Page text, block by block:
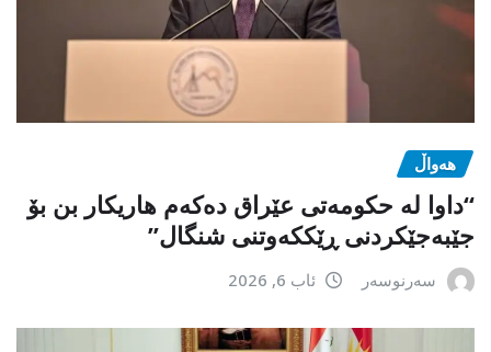
هەواڵ
“داوا لە حكومەتی عێراق دەكەم هاریكار بن بۆ
جێبەجێكردنی ڕێككەوتنی شنگال”
سەرنوسەر ئاب 6, 2026